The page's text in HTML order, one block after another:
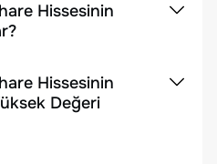
Hissesinin
Hissesinin
Değeri